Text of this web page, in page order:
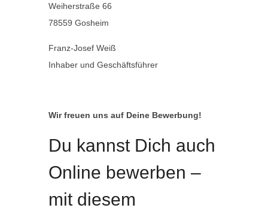
Weiherstraße 66
78559 Gosheim
Franz-Josef Weiß
Inhaber und Geschäftsführer
Wir freuen uns auf Deine Bewerbung!
Du kannst Dich auch
Online bewerben –
mit diesem